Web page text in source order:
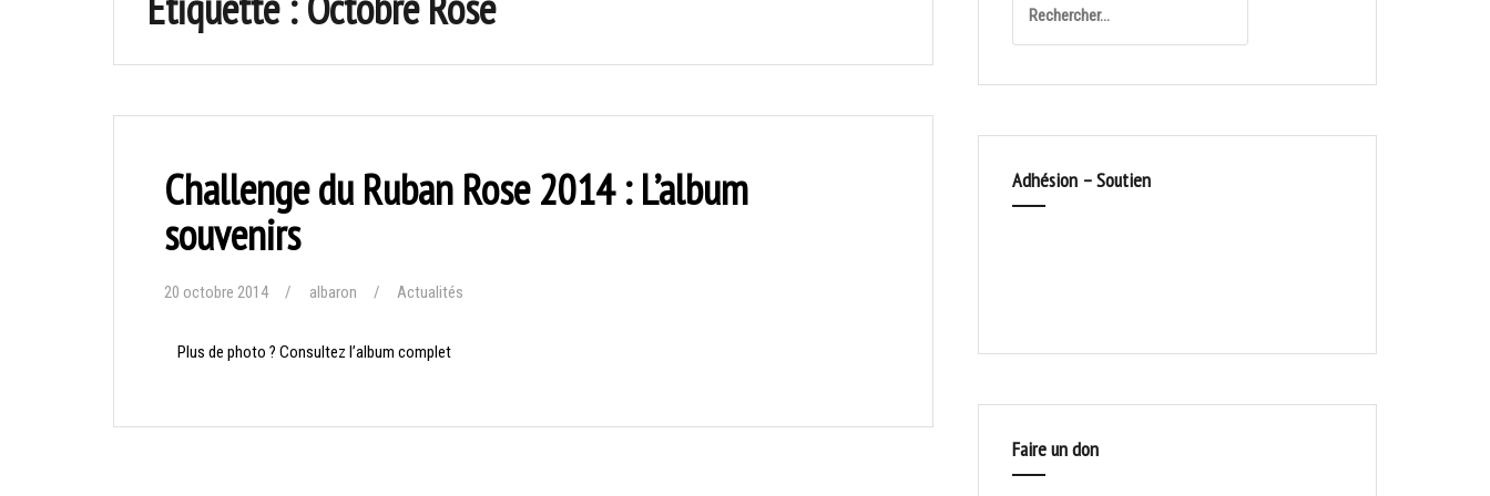
Challenge du Ruban Rose 2014 : L’album
souvenirs
20 octobre 2014 albaron Actualités
Plus de photo ? Consultez l’album complet
Adhésion – Soutien
Faire un don